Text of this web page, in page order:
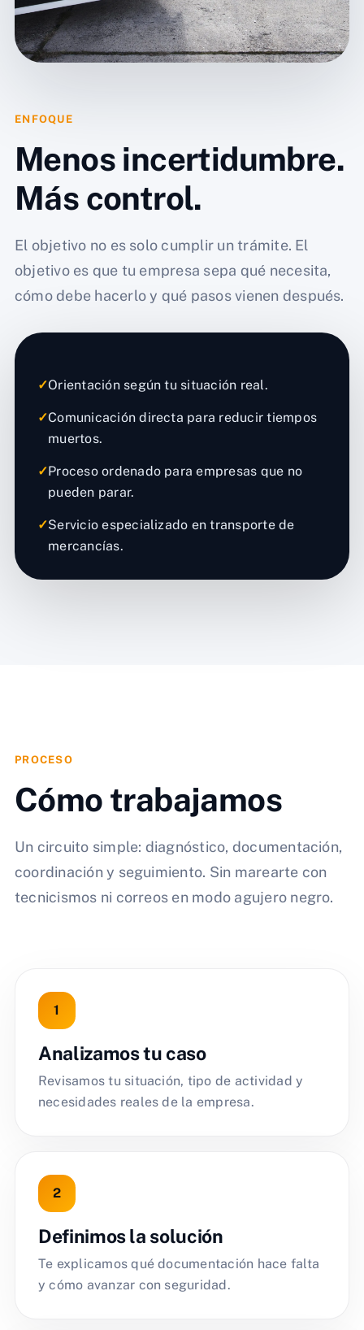
ENFOQUE
Menos incertidumbre.
Más control.
El objetivo no es solo cumplir un trámite. El
objetivo es que tu empresa sepa qué necesita,
cómo debe hacerlo y qué pasos vienen después.
✓Orientación según tu situación real.
✓Comunicación directa para reducir tiempos
muertos.
✓Proceso ordenado para empresas que no
pueden parar.
✓Servicio especializado en transporte de
mercancías.
PROCESO
Cómo trabajamos
Un circuito simple: diagnóstico, documentación,
coordinación y seguimiento. Sin marearte con
tecnicismos ni correos en modo agujero negro.
Analizamos tu caso
Revisamos tu situación, tipo de actividad y
necesidades reales de la empresa.
Definimos la solución
Te explicamos qué documentación hace falta
y cómo avanzar con seguridad.